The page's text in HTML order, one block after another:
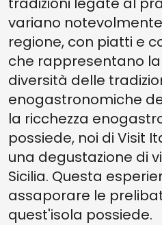
variano
regione, con piatti e
che rappresentano la
diversità delle
enogastronomiche
la ricchezza
possiede, noi di Visit
una degustazione di
Sicilia. Questa
assaporare le
quest'isola possiede.